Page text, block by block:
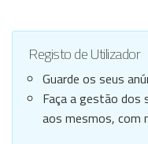
Registo de Utilizador
Guarde os seus
Faça a gestão dos
aos mesmos, com